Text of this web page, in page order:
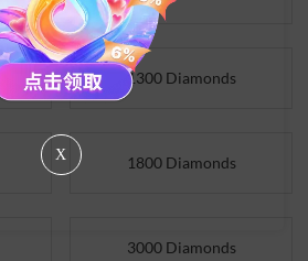
1300 Diamonds
1800 Diamonds
3000 Diamonds
X